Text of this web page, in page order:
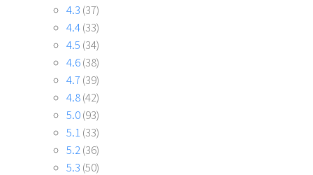
4.3 (37)
4.4(33)
4.5 (34)
4.6(38)
4.7 (39)
4.8(42)
5.0(93)
5.1 (33)
5.2 (36)
5.3 (50)